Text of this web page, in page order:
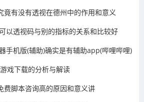
竟有没有透视在德州中的作用和意义
以透视码与别的指标的关系和比较好
手机版(辅助)确实是有辅助app(哔哩哔哩)
戏下载的分析与解读
费脚本咨询高的原因和意义讲